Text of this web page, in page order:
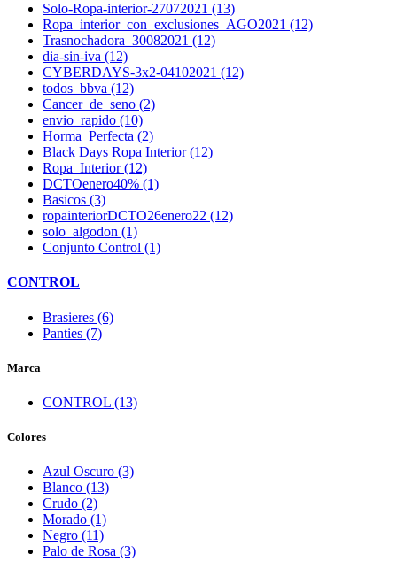
Solo-Ropa-interior-27072021 (13)
Ropa_interior_con_exclusiones_AGO2021 (12)
Trasnochadora_30082021 (12)
dia-sin-iva (12)
CYBERDAYS-3x2-04102021 (12)
todos_bbva (12)
Cancer_de_seno (2)
envio_rapido (10)
Horma_Perfecta (2)
Black Days Ropa Interior (12)
Ropa_Interior (12)
DCTOenero40% (1)
Basicos (3)
ropainteriorDCTO26enero22 (12)
solo_algodon (1)
Conjunto Control (1)
CONTROL
Brasieres (6)
Panties (7)
Marca
CONTROL (13)
Colores
Azul Oscuro (3)
Blanco (13)
Crudo (2)
Morado (1)
Negro (11)
Palo de Rosa (3)